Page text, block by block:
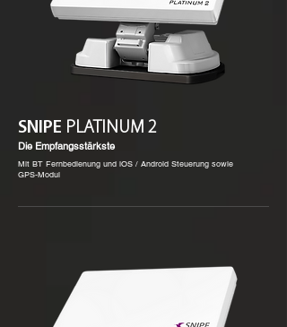
SNIPE PLATINUM 2
Die Empfangsstärkste
Mit BT Fernbedienung und iOS / Android Steuerung sowie
GPS-Modul